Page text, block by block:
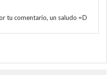
tu comentario, un saludo =D